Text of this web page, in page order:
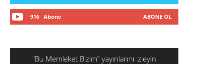
916 Abone ABONE OL
"Bu Memleket Bizim" yayınlarını izleyin